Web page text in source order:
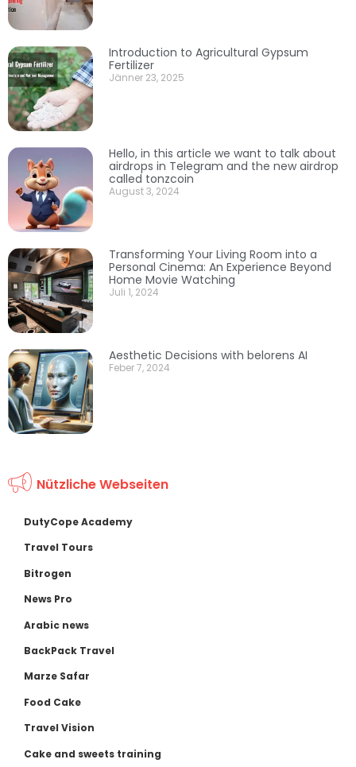
Introduction to Agricultural Gypsum
Fertilizer
Jänner 23, 2025
Hello, in this article we want to talk about
airdrops in Telegram and the new airdrop
called tonzcoin
August 3, 2024
Transforming Your Living Room into a
Personal Cinema: An Experience Beyond
Home Movie Watching
Juli 1, 2024
Aesthetic Decisions with belorens AI
Feber 7, 2024
Nützliche Webseiten
DutyCope Academy
Travel Tours
Bitrogen
News Pro
Arabic news
BackPack Travel
Marze Safar
Food Cake
Travel Vision
Cake and sweets training